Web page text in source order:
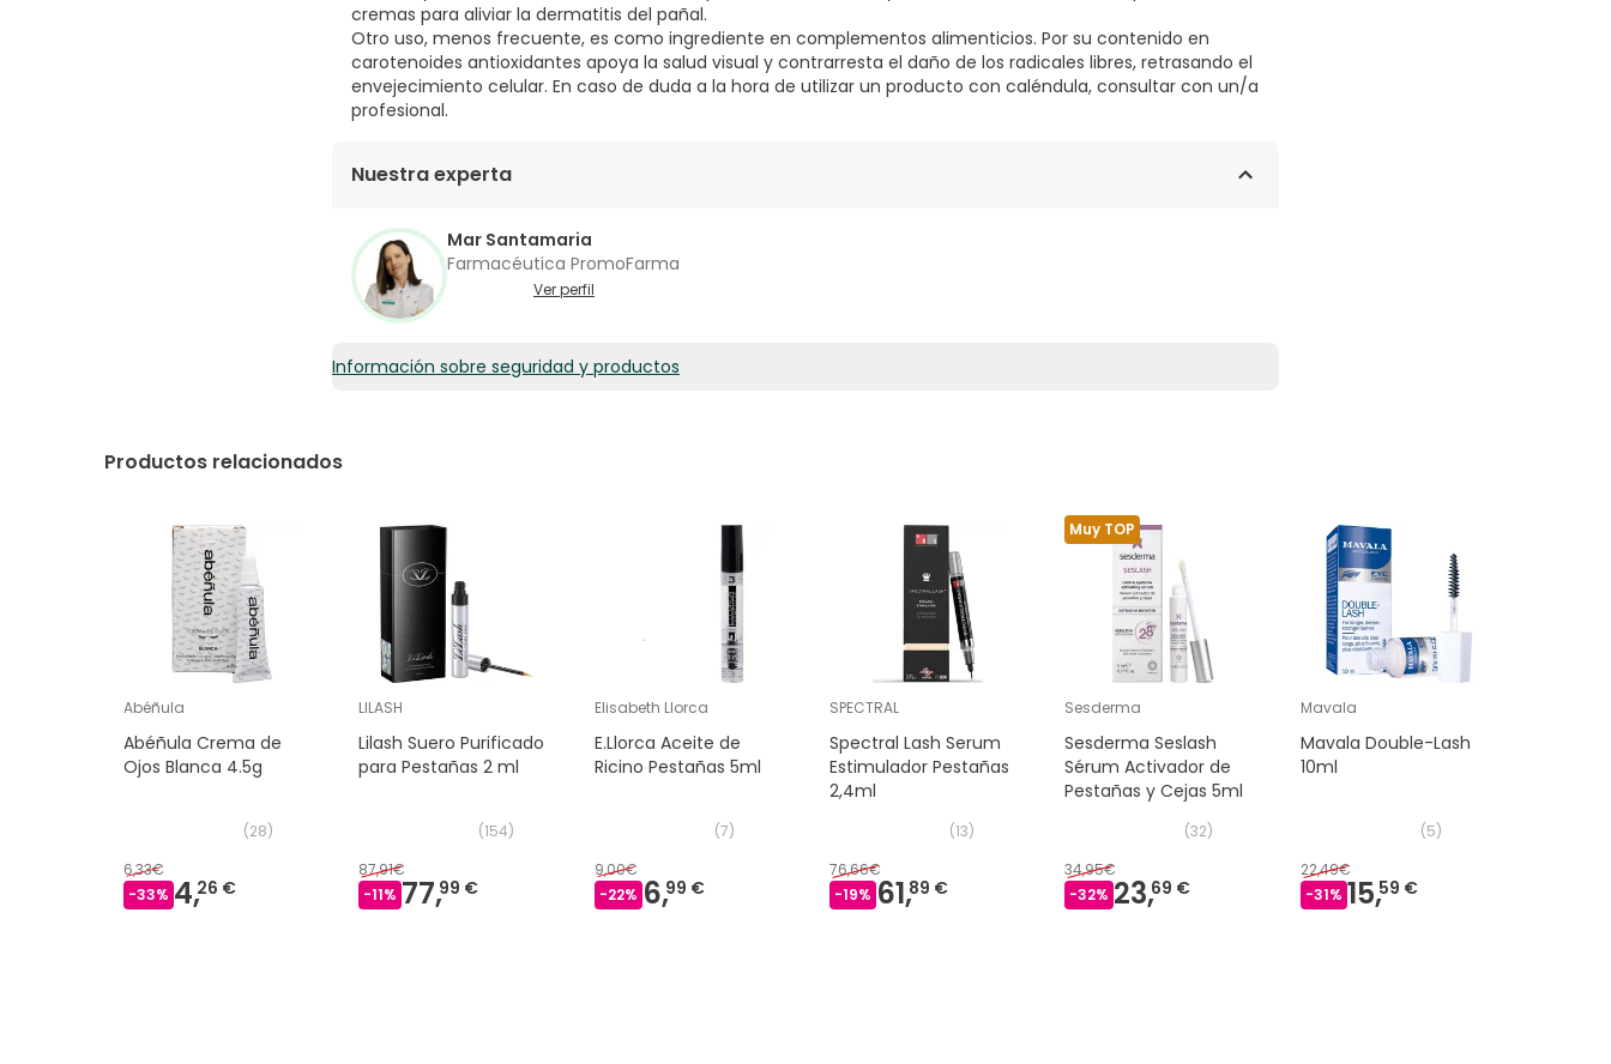
cremas para aliviar la dermatitis del pañal.
Otro uso, menos frecuente, es como ingrediente en complementos alimenticios. Por su contenido en
carotenoides antioxidantes apoya la salud visual y contrarresta el daño de los radicales libres, retrasando el
envejecimiento celular. En caso de duda a la hora de utilizar un producto con caléndula, consultar con un/a
profesional.
Nuestra experta
Mar Santamaria
Farmacéutica PromoFarma
Ver perfil
Información sobre seguridad y productos
Productos relacionados
Abéñula
Abéñula Crema de
Ojos Blanca 4.5g
(28)
6,33€
-33% 4,26 €
LILASH
Lilash Suero Purificado
para Pestañas 2 ml
(154)
87,91€
-11% 77,99 €
Elisabeth Llorca
E.Llorca Aceite de
Ricino Pestañas 5ml
(7)
9,00€
-22% 6,99 €
SPECTRAL
Spectral Lash Serum
Estimulador Pestañas
2,4ml
(13)
76,66€
-19% 61,89 €
Muy TOP
Sesderma
Sesderma Seslash
Sérum Activador de
Pestañas y Cejas 5ml
(32)
34,95€
-32% 23,69 €
Mavala
Mavala Double-Lash
10ml
(5)
22,49€
-31% 15,59 €